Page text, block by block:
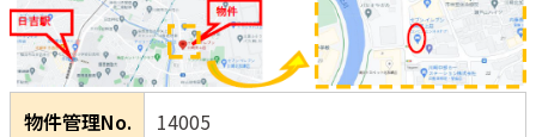
物件管理No. 14005